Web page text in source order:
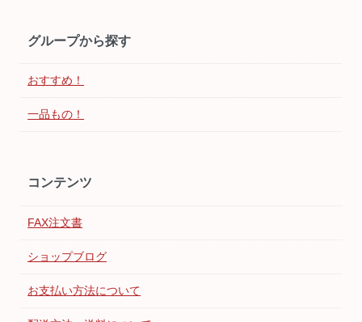
グループから探す
おすすめ！
一品もの！
コンテンツ
FAX注文書
ショップブログ
お支払い方法について